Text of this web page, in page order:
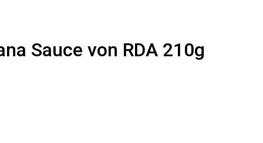
Sauce von RDA 210g